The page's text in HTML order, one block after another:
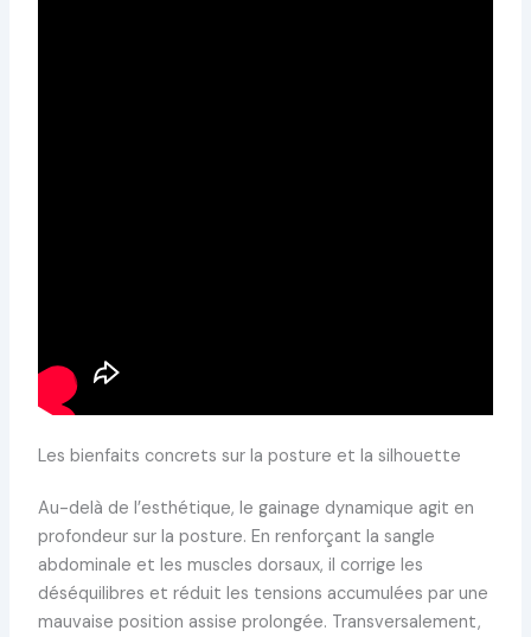
Les bienfaits concrets sur la posture et la silhouette
Au-delà de l’esthétique, le gainage dynamique agit en
profondeur sur la posture. En renforçant la sangle
abdominale et les muscles dorsaux, il corrige les
déséquilibres et réduit les tensions accumulées par une
mauvaise position assise prolongée. Transversalement,